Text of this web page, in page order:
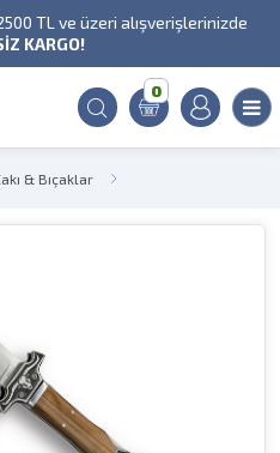
TL ve üzeri alışverişlerinizde
KARGO!
0
& Bıçaklar